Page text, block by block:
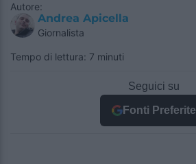
Autore:
Andrea Apicella
Giornalista
Tempo di lettura: 7 minuti
Seguici su
Fonti Preferite